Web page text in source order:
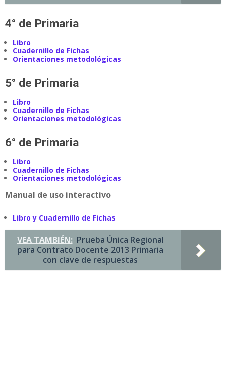
4° de Primaria
Libro
Cuadernillo de Fichas
Orientaciones metodológicas
5° de Primaria
Libro
Cuadernillo de Fichas
Orientaciones metodológicas
6° de Primaria
Libro
Cuadernillo de Fichas
Orientaciones metodológicas
Manual de uso interactivo
Libro y Cuadernillo de Fichas
VEA TAMBIÉN: Prueba Única Regional
para Contrato Docente 2013 Primaria
con clave de respuestas